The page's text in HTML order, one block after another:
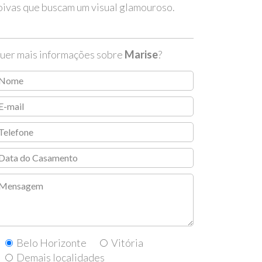
que buscam um visual glamouroso.
mais informações sobre Marise?
Belo Horizonte
Vitória
Demais localidades